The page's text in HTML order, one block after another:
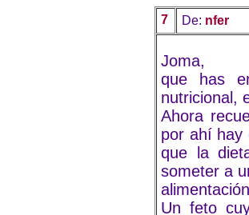
7 De: nfer
Joma,
que has
nutricional,
Ahora
por ahí hay
que la
someter a
Un feto